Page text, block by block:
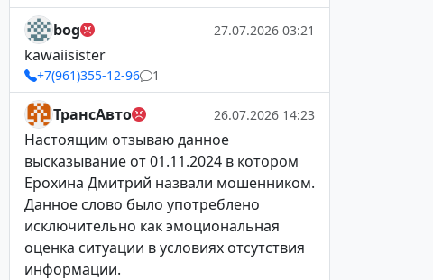
bog 27.07.2026 03:21
kawaiisister
+7(961)355-12-96 1
ТрансАвто 26.07.2026 14:23
Настоящим отзываю данное
высказывание от 01.11.2024 в котором
Ерохина Дмитрий назвали мошенником.
Данное слово было употреблено
исключительно как эмоциональная
оценка ситуации в условиях отсутствия
информации.